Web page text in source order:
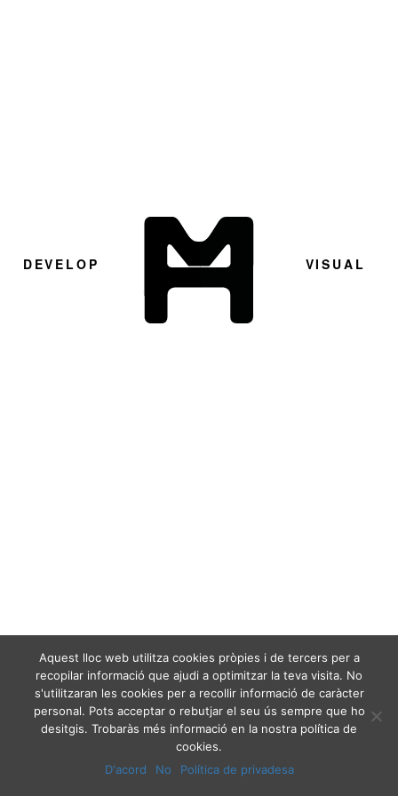
D EV E L O P VI S UA L
Aquest lloc web utilitza cookies pròpies i de tercers per a
recopilar informació que ajudi a optimitzar la teva visita. No
s'utilitzaran les cookies per a recollir informació de caràcter
personal. Pots acceptar o rebutjar el seu ús sempre que ho
desitgis. Trobaràs més informació en la nostra política de
cookies.
D'acord
No Política de privadesa